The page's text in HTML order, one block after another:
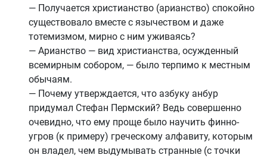
— Получается христианство (арианство) спокойно
существовало вместе с язычеством и даже
тотемизмом, мирно с ним уживаясь?
— Арианство — вид христианства, осужденный
всемирным собором, — было терпимо к местным
обычаям.
— Почему утверждается, что азбуку анбур
придумал Стефан Пермский? Ведь совершенно
очевидно, что ему проще было научить финно-
угров (к примеру) греческому алфавиту, которым
он владел, чем выдумывать странные (с точки